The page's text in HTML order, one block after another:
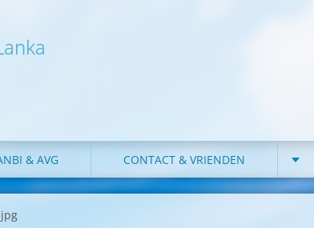
& AVG CONTACT & VRIENDEN